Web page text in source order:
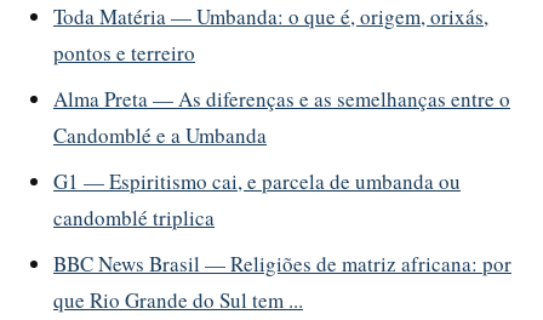
Toda Matéria — Umbanda: o que é, origem, orixás,
pontos e terreiro
Alma Preta — As diferenças e as semelhanças entre o
Candomblé e a Umbanda
G1 — Espiritismo cai, e parcela de umbanda ou
candomblé triplica
BBC News Brasil — Religiões de matriz africana: por
que Rio Grande do Sul tem ...